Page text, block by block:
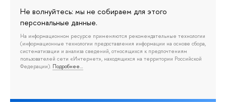
Не волнуйтесь: мы не собираем для этого
персональные данные.
На информационном ресурсе применяются рекомендательные технологии
(информационные технологии предоставления информации на основе сбора,
систематизации и анализа сведений, относящихся к предпочтениям
пользователей сети «Интернет», находящихся на территории Российской
Федерации). Подробнее…